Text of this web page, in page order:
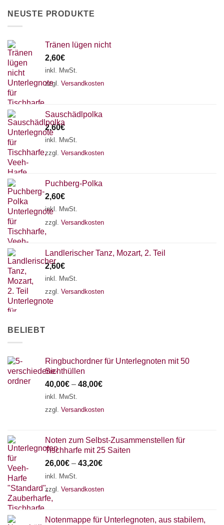
NEUSTE PRODUKTE
Tränen lügen nicht
2,60€
inkl. MwSt.
zzgl. Versandkosten
Sauschädlpolka
2,60€
inkl. MwSt.
zzgl. Versandkosten
Puchberg-Polka
2,60€
inkl. MwSt.
zzgl. Versandkosten
Landlerischer Tanz, Mozart, 2. Teil
2,60€
inkl. MwSt.
zzgl. Versandkosten
BELIEBT
Ringbuchordner für Unterlegnoten mit 50
Sichthüllen
40,00€ – 48,00€
inkl. MwSt.
zzgl. Versandkosten
Noten zum Selbst-Zusammenstellen für
Tischharfe mit 25 Saiten
26,00€ – 43,20€
inkl. MwSt.
zzgl. Versandkosten
Notenmappe für Unterlegnoten, aus stabilem,
Chat Support
18 SAITEN 21 SAITEN